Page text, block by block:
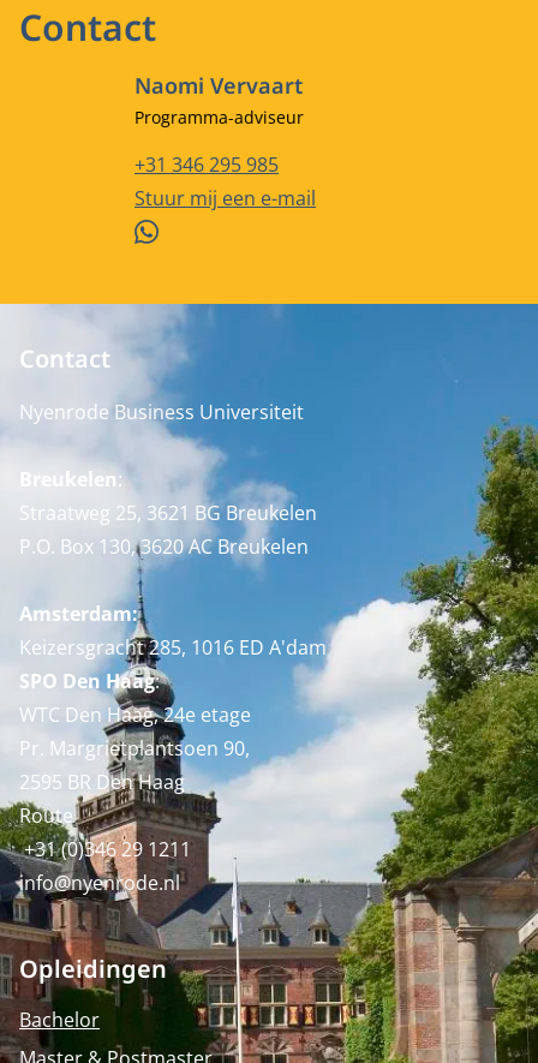
Contact
Naomi Vervaart
Functietitel
Programma-adviseur
Telefoonnummer
+31 346 295 985
E-mailadres
Stuur mij een e-mail
WhatsApp
Contact
Nyenrode Business Universiteit
Breukelen:
Straatweg 25, 3621 BG Breukelen
P.O. Box 130, 3620 AC Breukelen
Amsterdam:
Keizersgracht 285, 1016 ED A'dam
SPO Den Haag:
WTC Den Haag, 24e etage
Pr. Margrietplantsoen 90,
2595 BR Den Haag
Route
+31 (0)346 29 1211
info@nyenrode.nl
Opleidingen
Bachelor